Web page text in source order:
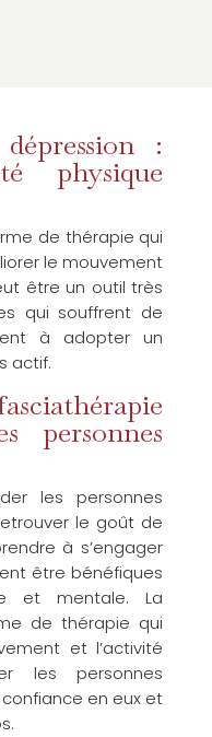
:
physique
de thérapie qui
le mouvement
être un outil très
qui souffrent de
à adopter un
actif.
personnes
les personnes
le goût de
à s’engager
être bénéfiques
et mentale. La
de thérapie qui
et l’activité
les personnes
en eux et